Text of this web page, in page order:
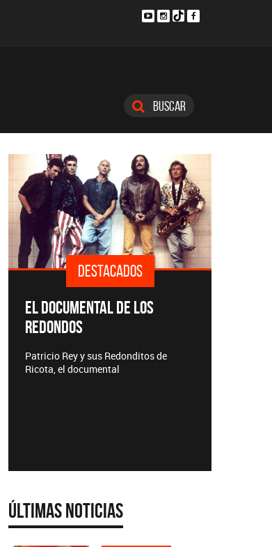
Buscar
DESTACADOS
EL DOCUMENTAL DE LOS
REDONDOS
Patricio Rey y sus Redonditos de
Ricota, el documental
Últimas Noticias